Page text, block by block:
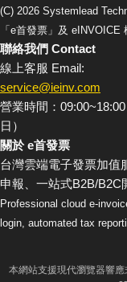
(C) 2026 Systemlead
「e首發票」及 eINVOICE
聯絡我們 Contact
線上客服 Email:
service@ieinv.com
營業時間：
日）
關於 e首發票
台灣雲端電子發票加值
申報、一站式B2B/B2C
Professional cloud e-
login, automated tax
本網站支援現代瀏覽器響